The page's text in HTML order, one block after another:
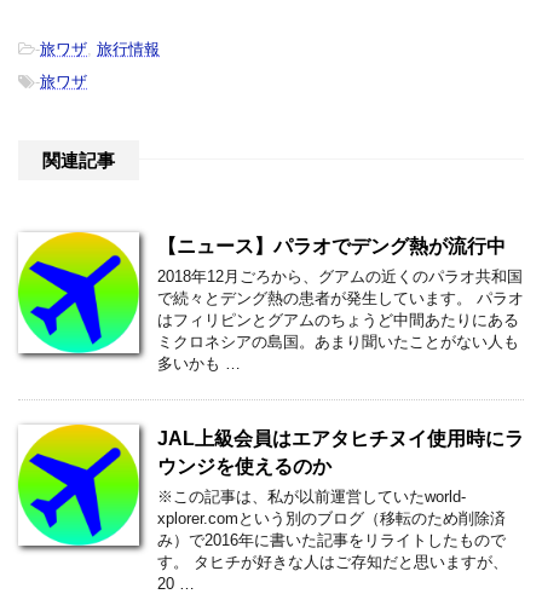
-旅ワザ 旅行情報
-旅ワザ
関連記事
【ニュース】パラオでデング熱が流行中
2018年12月ごろから、グアムの近くのパラオ共和国
で続々とデング熱の患者が発生しています。 パラオ
はフィリピンとグアムのちょうど中間あたりにある
ミクロネシアの島国。あまり聞いたことがない人も
多いかも …
JAL上級会員はエアタヒチヌイ使用時にラ
ウンジを使えるのか
※この記事は、私が以前運営していたworld-
xplorer.comという別のブログ（移転のため削除済
み）で2016年に書いた記事をリライトしたもので
す。 タヒチが好きな人はご存知だと思いますが、
20 …